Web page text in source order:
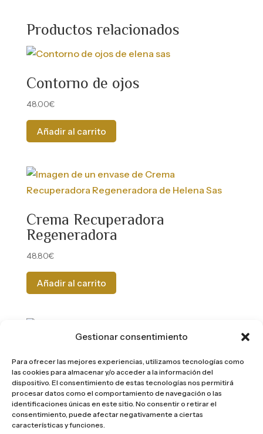
Gestionar consentimiento
Para ofrecer las mejores experiencias, utilizamos tecnologías como
las cookies para almacenar y/o acceder a la información del
dispositivo. El consentimiento de estas tecnologías nos permitirá
procesar datos como el comportamiento de navegación o las
identificaciones únicas en este sitio. No consentir o retirar el
consentimiento, puede afectar negativamente a ciertas
características y funciones.
Productos relacionados
Contorno de ojos
48.00€
Añadir al carrito
Crema Recuperadora
Regeneradora
48.80€
Añadir al carrito
24.90€
Añadir al carrito